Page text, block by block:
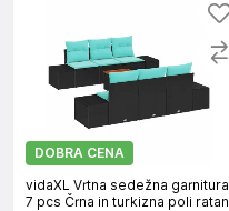
DOBRA CENA
vidaXL Vrtna sedežna garnitura
7 pcs Črna in turkizna poli ratan